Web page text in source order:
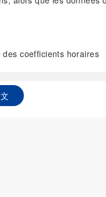
coefficients horaires